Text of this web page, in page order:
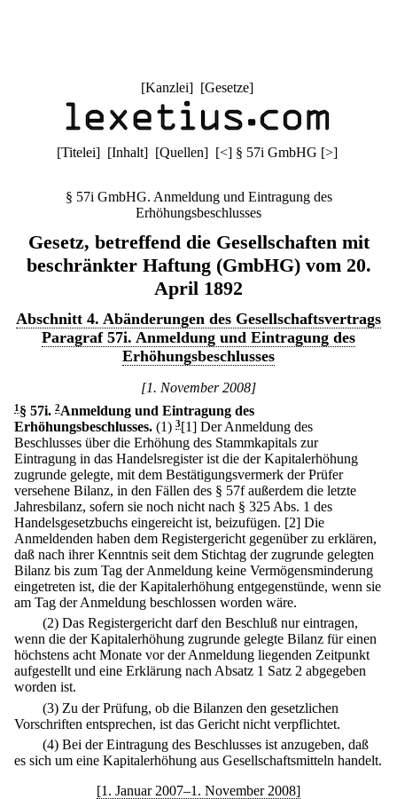
[Kanzlei] [Gesetze]
[Titelei] [Inhalt] [Quellen] [<] § 57i GmbHG [>]
§ 57i GmbHG. Anmeldung und Eintragung des
Erhöhungsbeschlusses
Gesetz, betreffend die Gesellschaften mit
beschränkter Haftung (GmbHG) vom 20.
April 1892
Abschnitt 4. Abänderungen des Gesellschaftsvertrags
Paragraf 57i. Anmeldung und Eintragung des
Erhöhungsbeschlusses
[1. November 2008]
1 § 57i. 2Anmeldung und Eintragung des
Erhöhungsbeschlusses. (1) 3[1] Der Anmeldung des
Beschlusses über die Erhöhung des Stammkapitals zur
Eintragung in das Handelsregister ist die der Kapitalerhöhung
zugrunde gelegte, mit dem Bestätigungsvermerk der Prüfer
versehene Bilanz, in den Fällen des § 57f außerdem die letzte
Jahresbilanz, sofern sie noch nicht nach § 325 Abs. 1 des
Handelsgesetzbuchs eingereicht ist, beizufügen. [2] Die
Anmeldenden haben dem Registergericht gegenüber zu erklären,
daß nach ihrer Kenntnis seit dem Stichtag der zugrunde gelegten
Bilanz bis zum Tag der Anmeldung keine Vermögensminderung
eingetreten ist, die der Kapitalerhöhung entgegenstünde, wenn sie
am Tag der Anmeldung beschlossen worden wäre.
(2) Das Registergericht darf den Beschluß nur eintragen,
wenn die der Kapitalerhöhung zugrunde gelegte Bilanz für einen
höchstens acht Monate vor der Anmeldung liegenden Zeitpunkt
aufgestellt und eine Erklärung nach Absatz 1 Satz 2 abgegeben
worden ist.
(3) Zu der Prüfung, ob die Bilanzen den gesetzlichen
Vorschriften entsprechen, ist das Gericht nicht verpflichtet.
(4) Bei der Eintragung des Beschlusses ist anzugeben, daß
es sich um eine Kapitalerhöhung aus Gesellschaftsmitteln handelt.
[1. Januar 2007–1. November 2008]